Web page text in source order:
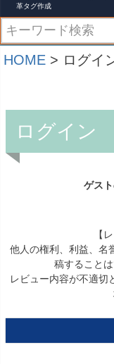
革タグ作成
HOME ログイ
ログイン
ゲス
【
他人の権利、利益、名
稿すること
レビュー内容が不適切